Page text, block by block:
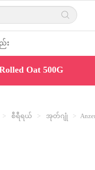
း
Oat 500G
စီရီရယ် အုတ်ဂျုံ